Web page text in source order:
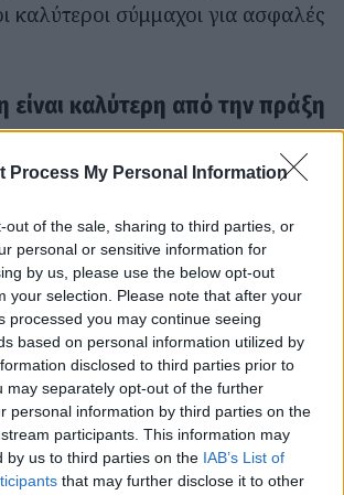
Process My Personal Information
out of the sale, sharing to third parties, or
personal or sensitive information for
by us, please use the below opt-out
your selection. Please note that after your
processed you may continue seeing
based on personal information utilized by
disclosed to third parties prior to
may separately opt-out of the further
personal information by third parties on the
participants. This information may
by us to third parties on the IAB’s List of
that may further disclose it to other
καλύτεροι σύμμαχοι για ασφαλές
καλύτερη από την πράξη
ανήκει σε εκείνη την
οθόνη (και στο πορνό) όλα
Στην πραγματικότητα, τα
η περιέργεια, καλό είναι να
κάνεις. Αν πάλι θες τη γνώμη μας,
για βουτιές, ηλιοβασιλέματα,
καρπούζι και ξάπλες κάτω από
τα υπόλοιπα, υπάρχει πάντα το